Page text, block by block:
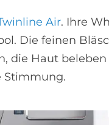
Air. Ihre
Die feinen
die Haut
Stimmung.